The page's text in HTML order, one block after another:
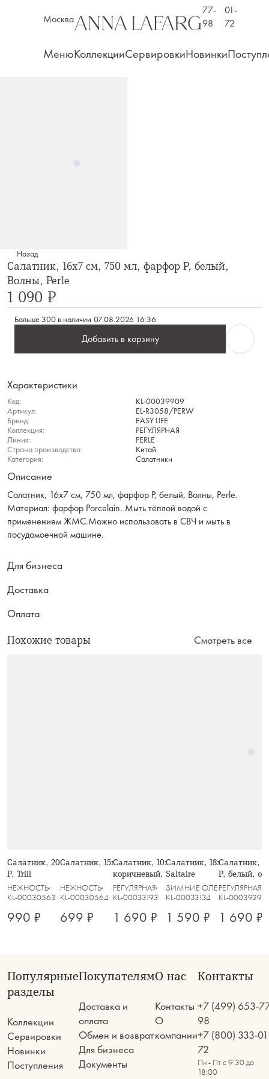
Москва
77-
98
01-
72
МенюКоллекцииСервировкиНовинки
Назад
Салатник, 16х7 см, 750 мл, фарфор P, белый,
Волны, Perle
1 090 ₽
Больше 300 в наличии 07.08.2026 16:36
Добавить в корзину
Характеристики
Код:
KL-00039909
Артикул:
EL-R3058/PERW
Бренд:
EASY LIFE
Коллекция:
РЕГУЛЯРНАЯ
Линия:
PERLE
Страна производства:
Китай
Категория:
Салатники
Описание
Салатник, 16х7 см, 750 мл, фарфор P, белый, Волны, Perle.
Материал: фарфор Рorcelain. Мыть тёплой водой с
применением ЖМС.Можно использовать в СВЧ и мыть в
посудомоечной машине.
Для бизнеса
Доставка
Оплата
Похожие товары Смотреть все
Салатник, 20х8 см, 910 мл, стекло
Р, Trill
НЕЖНОСТЬ
KL-00030563
990 ₽
Салатник, 15х6 см, стекло Р, Trill
НЕЖНОСТЬ
KL-00030564
699 ₽
Салатник, 10х17 см, 1,1 л, стекло Р,
коричневый, Узоры, Galaxy
РЕГУЛЯРНАЯ
KL-00033193
1 690 ₽
Салатник, 18х9 см, 1 л,
Saltaire
ЗИМНИЕ ОЛЕНИ
KL-00033134
1 590 ₽
Салатник,
P, белый,
РЕГУЛЯРНАЯ
KL-00039292
1 690 ₽
Популярные
разделы
Коллекции
Сервировки
Новинки
Поступления
Покупателям
Доставка и
оплата
Обмен и возврат
Для бизнеса
Документы
О нас
Контакты
О
компании
Контакты
+7 (499) 653-
98
+7 (800) 333-
72
Пн - Пт с 9:30 до
18:00